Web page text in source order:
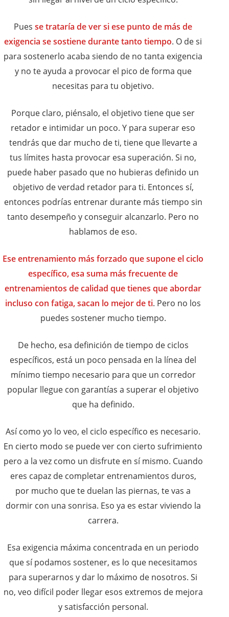
Pues se trataría de ver si ese punto de más de
exigencia se sostiene durante tanto tiempo. O de si
para sostenerlo acaba siendo de no tanta exigencia
y no te ayuda a provocar el pico de forma que
necesitas para tu objetivo.
Porque claro, piénsalo, el objetivo tiene que ser
retador e intimidar un poco. Y para superar eso
tendrás que dar mucho de ti, tiene que llevarte a
tus límites hasta provocar esa superación. Si no,
puede haber pasado que no hubieras definido un
objetivo de verdad retador para ti. Entonces sí,
entonces podrías entrenar durante más tiempo sin
tanto desempeño y conseguir alcanzarlo. Pero no
hablamos de eso.
Ese entrenamiento más forzado que supone el ciclo
específico, esa suma más frecuente de
entrenamientos de calidad que tienes que abordar
incluso con fatiga, sacan lo mejor de ti. Pero no los
puedes sostener mucho tiempo.
De hecho, esa definición de tiempo de ciclos
específicos, está un poco pensada en la línea del
mínimo tiempo necesario para que un corredor
popular llegue con garantías a superar el objetivo
que ha definido.
Así como yo lo veo, el ciclo específico es necesario.
En cierto modo se puede ver con cierto sufrimiento
pero a la vez como un disfrute en sí mismo. Cuando
eres capaz de completar entrenamientos duros,
por mucho que te duelan las piernas, te vas a
dormir con una sonrisa. Eso ya es estar viviendo la
carrera.
Esa exigencia máxima concentrada en un periodo
que sí podamos sostener, es lo que necesitamos
para superarnos y dar lo máximo de nosotros. Si
no, veo difícil poder llegar esos extremos de mejora
y satisfacción personal.